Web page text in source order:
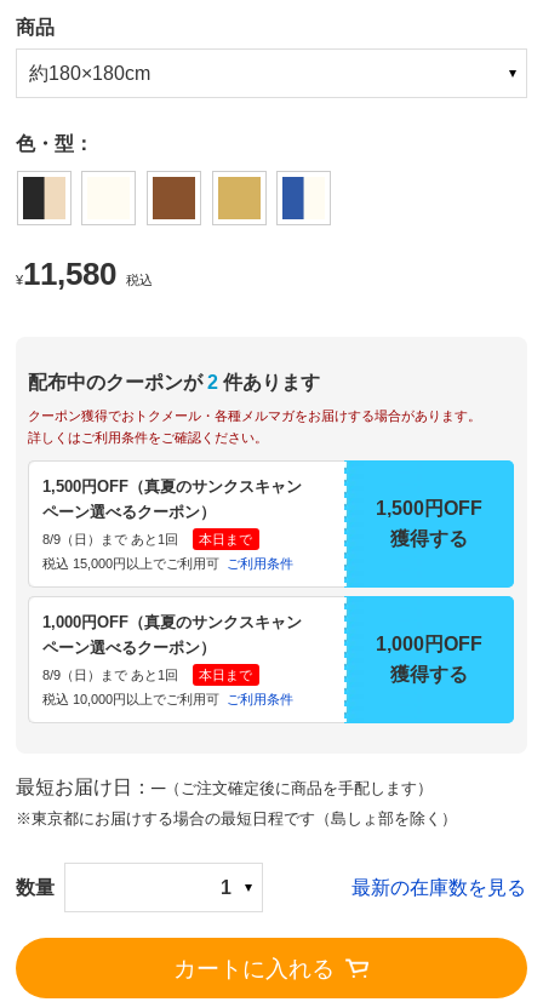
商品
約180×180cm
色・型：
¥11,580 税込
配布中のクーポンが 2 件あります
クーポン獲得でおトクメール・各種メルマガをお届けする場合があります。
詳しくはご利用条件をご確認ください。
1,500円OFF（真夏のサンクスキャン
ペーン選べるクーポン）
8/9（日）まで あと1回
本日まで
税込 15,000円以上でご利用可
ご利用条件
1,500円OFF
獲得する
1,000円OFF（真夏のサンクスキャン
ペーン選べるクーポン）
8/9（日）まで あと1回
本日まで
税込 10,000円以上でご利用可
ご利用条件
1,000円OFF
獲得する
最短お届け日：─（ご注文確定後に商品を手配します）
※東京都にお届けする場合の最短日程です（島しょ部を除く）
数量 1 最新の在庫数を見る
カートに入れる